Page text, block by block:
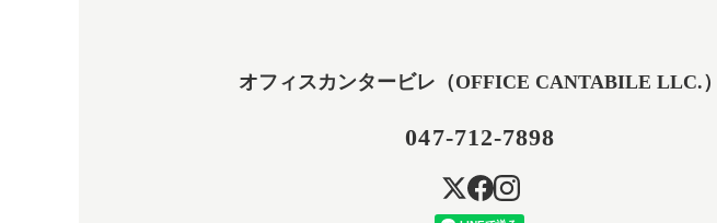
オフィスカンタービレ（OFFICE CANTABILE LLC.）
047-712-7898